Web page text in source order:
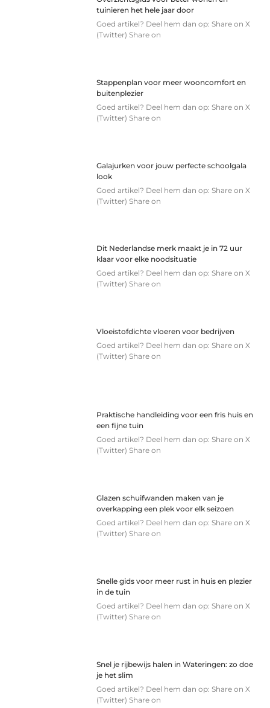
tuinieren het hele jaar door
Goed artikel? Deel hem dan op: Share on X
(Twitter) Share on
Stappenplan voor meer wooncomfort en
buitenplezier
Goed artikel? Deel hem dan op: Share on X
(Twitter) Share on
Galajurken voor jouw perfecte schoolgala
look
Goed artikel? Deel hem dan op: Share on X
(Twitter) Share on
Dit Nederlandse merk maakt je in 72 uur
klaar voor elke noodsituatie
Goed artikel? Deel hem dan op: Share on X
(Twitter) Share on
Vloeistofdichte vloeren voor bedrijven
Goed artikel? Deel hem dan op: Share on X
(Twitter) Share on
Praktische handleiding voor een fris huis en
een fijne tuin
Goed artikel? Deel hem dan op: Share on X
(Twitter) Share on
Glazen schuifwanden maken van je
overkapping een plek voor elk seizoen
Goed artikel? Deel hem dan op: Share on X
(Twitter) Share on
Snelle gids voor meer rust in huis en plezier
in de tuin
Goed artikel? Deel hem dan op: Share on X
(Twitter) Share on
Snel je rijbewijs halen in Wateringen: zo doe
je het slim
Goed artikel? Deel hem dan op: Share on X
(Twitter) Share on